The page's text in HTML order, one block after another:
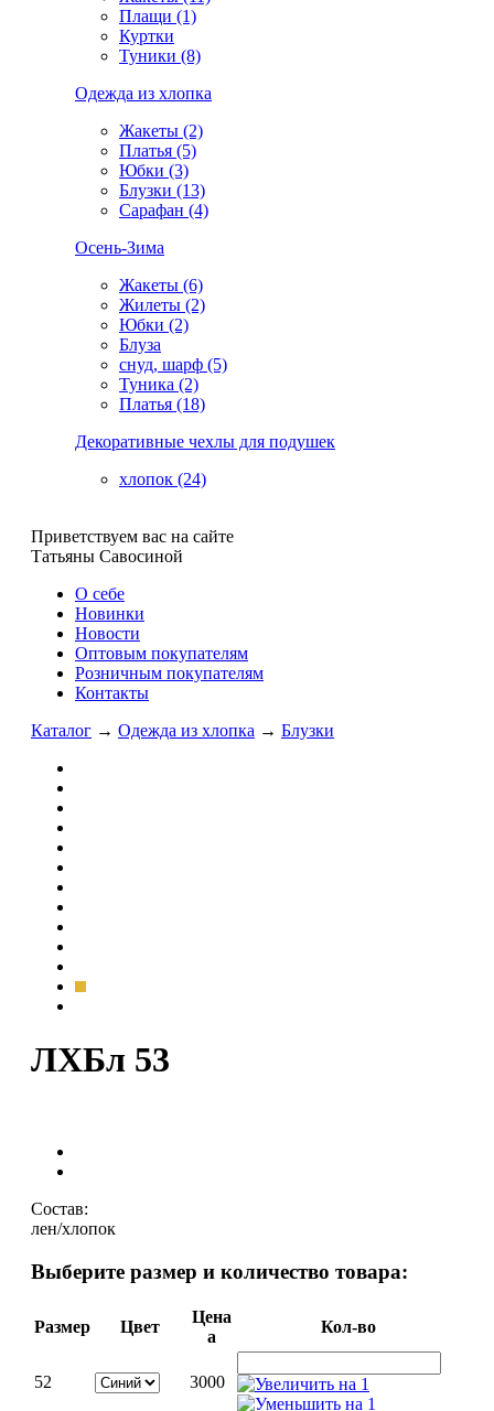
Плащи (1)
Куртки
Туники (8)
Одежда из хлопка
Жакеты (2)
Платья (5)
Юбки (3)
Блузки (13)
Сарафан (4)
Осень-Зима
Жакеты (6)
Жилеты (2)
Юбки (2)
Блуза
снуд, шарф (5)
Туника (2)
Платья (18)
Декоративные чехлы для подушек
хлопок (24)
Приветствуем вас на сайте
Татьяны Савосиной
О себе
Новинки
Новости
Оптовым покупателям
Розничным покупателям
Контакты
Каталог → Одежда из хлопка → Блузки
ЛХБл 53
Состав:
лен/хлопок
Выберите размер и количество товара:
Размер Цвет
Цена
a
Кол-во
52 3000